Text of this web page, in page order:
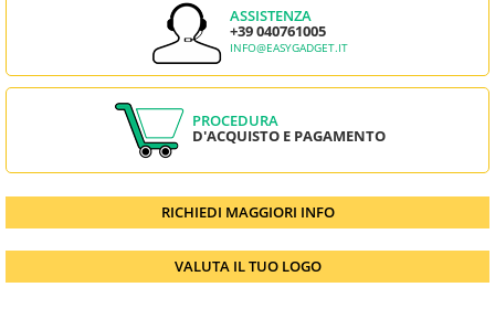
ASSISTENZA
+39 040761005
INFO@EASYGADGET.IT
PROCEDURA
D'ACQUISTO E PAGAMENTO
RICHIEDI MAGGIORI INFO
VALUTA IL TUO LOGO